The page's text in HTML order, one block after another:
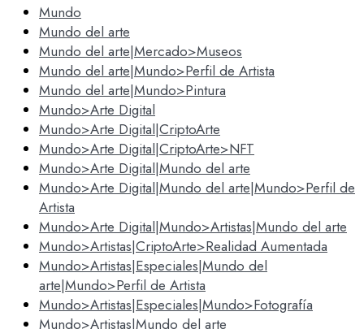
Mundo
Mundo del arte
Mundo del arte|Mercado>Museos
Mundo del arte|Mundo>Perfil de Artista
Mundo del arte|Mundo>Pintura
Mundo>Arte Digital
Mundo>Arte Digital|CriptoArte
Mundo>Arte Digital|CriptoArte>NFT
Mundo>Arte Digital|Mundo del arte
Mundo>Arte Digital|Mundo del arte|Mundo>Perfil de
Artista
Mundo>Arte Digital|Mundo>Artistas|Mundo del arte
Mundo>Artistas|CriptoArte>Realidad Aumentada
Mundo>Artistas|Especiales|Mundo del
arte|Mundo>Perfil de Artista
Mundo>Artistas|Especiales|Mundo>Fotografía
Mundo>Artistas|Mundo del arte